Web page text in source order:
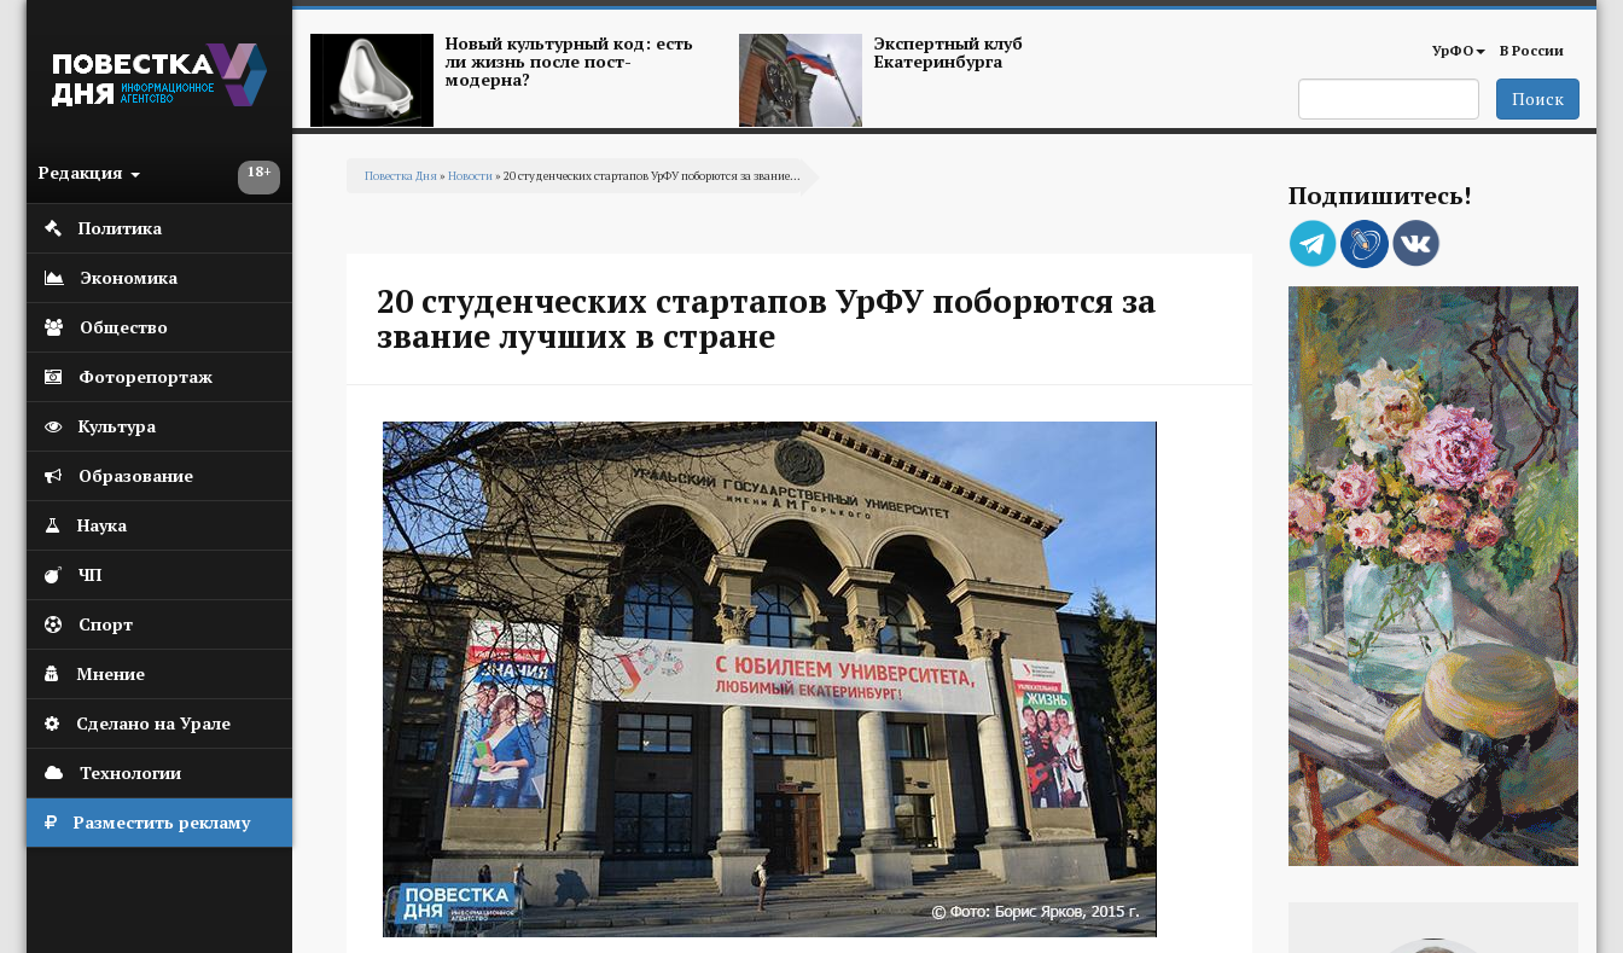
18+
Редакция
Политика
Экономика
Общество
Фоторепортаж
Культура
Образование
Наука
ЧП
Спорт
Мнение
Сделано на Урале
Технологии
Разместить рекламу
Новый культурный код: есть
ли жизнь после пост-
модерна?
Экспертный клуб
Екатеринбурга УрФО В России
Поиск
Повестка Дня» Новости» 20 студенческих стартапов УрФУ поборются за звание...
20 студенческих стартапов УрФУ поборются за
звание лучших в стране
Подпишитесь!